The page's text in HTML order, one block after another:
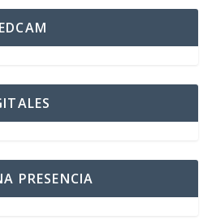
PRESENCIA